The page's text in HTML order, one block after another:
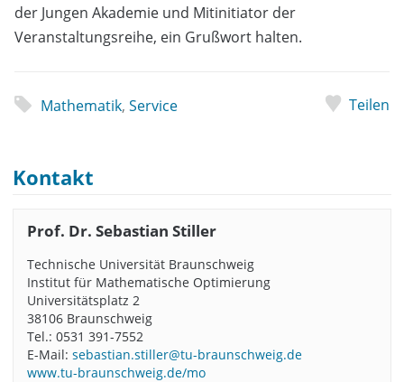
der Jungen Akademie und Mitinitiator der
Veranstaltungsreihe, ein Grußwort halten.
Mathematik, Service Teilen
Kontakt
Prof. Dr. Sebastian Stiller
Technische Universität Braunschweig
Institut für Mathematische Optimierung
Universitätsplatz 2
38106 Braunschweig
Tel.: 0531 391-7552
E-Mail: sebastian.stiller@tu-braunschweig.de
www.tu-braunschweig.de/mo